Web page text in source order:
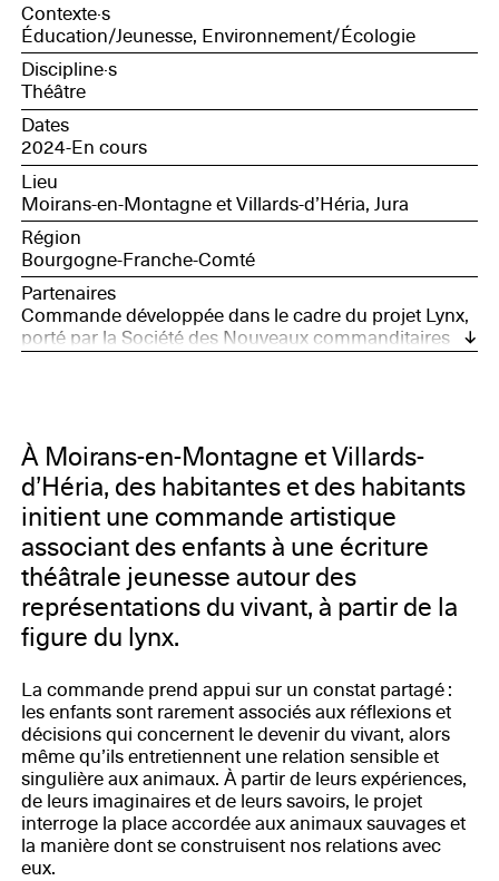
Contexte·s
Éducation/Jeunesse, Environnement/Écologie
Discipline·s
Théâtre
Dates
2024-En cours
Lieu
Moirans-en-Montagne et Villards-d’Héria, Jura
Région
Bourgogne-Franche-Comté
Partenaires
Commande développée dans le cadre du projet Lynx,
porté par la Société des Nouveaux commanditaires
À Moirans-en-Montagne et Villards-
d’Héria, des habitantes et des habitants
initient une commande artistique
associant des enfants à une écriture
théâtrale jeunesse autour des
représentations du vivant, à partir de la
figure du lynx.
La commande prend appui sur un constat partagé :
les enfants sont rarement associés aux réflexions et
décisions qui concernent le devenir du vivant, alors
même qu’ils entretiennent une relation sensible et
singulière aux animaux. À partir de leurs expériences,
de leurs imaginaires et de leurs savoirs, le projet
interroge la place accordée aux animaux sauvages et
la manière dont se construisent nos relations avec
eux.